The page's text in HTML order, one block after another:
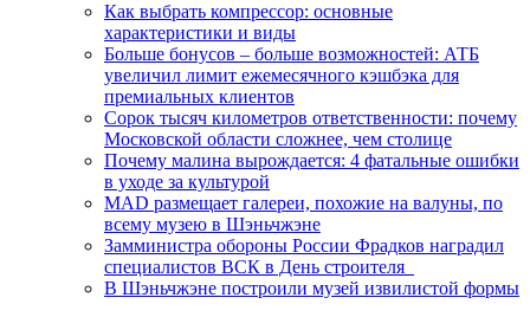
Как выбрать компрессор: основные
характеристики и виды
Больше бонусов – больше возможностей: АТБ
увеличил лимит ежемесячного кэшбэка для
премиальных клиентов
Сорок тысяч километров ответственности: почему
Московской области сложнее, чем столице
Почему малина вырождается: 4 фатальные ошибки
в уходе за культурой
MAD размещает галереи, похожие на валуны, по
всему музею в Шэньчжэне
Замминистра обороны России Фрадков наградил
специалистов ВСК в День строителя
В Шэньчжэне построили музей извилистой формы